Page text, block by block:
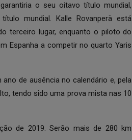
o seu oitavo título mundial,
mundial. Kalle Rovanperä está
terceiro lugar, enquanto o piloto do
Espanha a competir no quarto Yaris
de ausência no calendário e, pela
tendo sido uma prova mista nas 10
de 2019. Serão mais de 280 km